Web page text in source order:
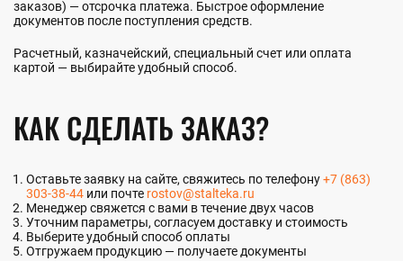
заказов) — отсрочка платежа. Быстрое оформление
документов после поступления средств.
Расчетный, казначейский, специальный счет или оплата
картой — выбирайте удобный способ.
КАК СДЕЛАТЬ ЗАКАЗ?
Оставьте заявку на сайте, свяжитесь по телефону+7 (863)
303-38-44 или почте rostov@stalteka.ru
Менеджер свяжется с вами в течение двух часов
Уточним параметры, согласуем доставку и стоимость
Выберите удобный способ оплаты
Отгружаем продукцию — получаете документы